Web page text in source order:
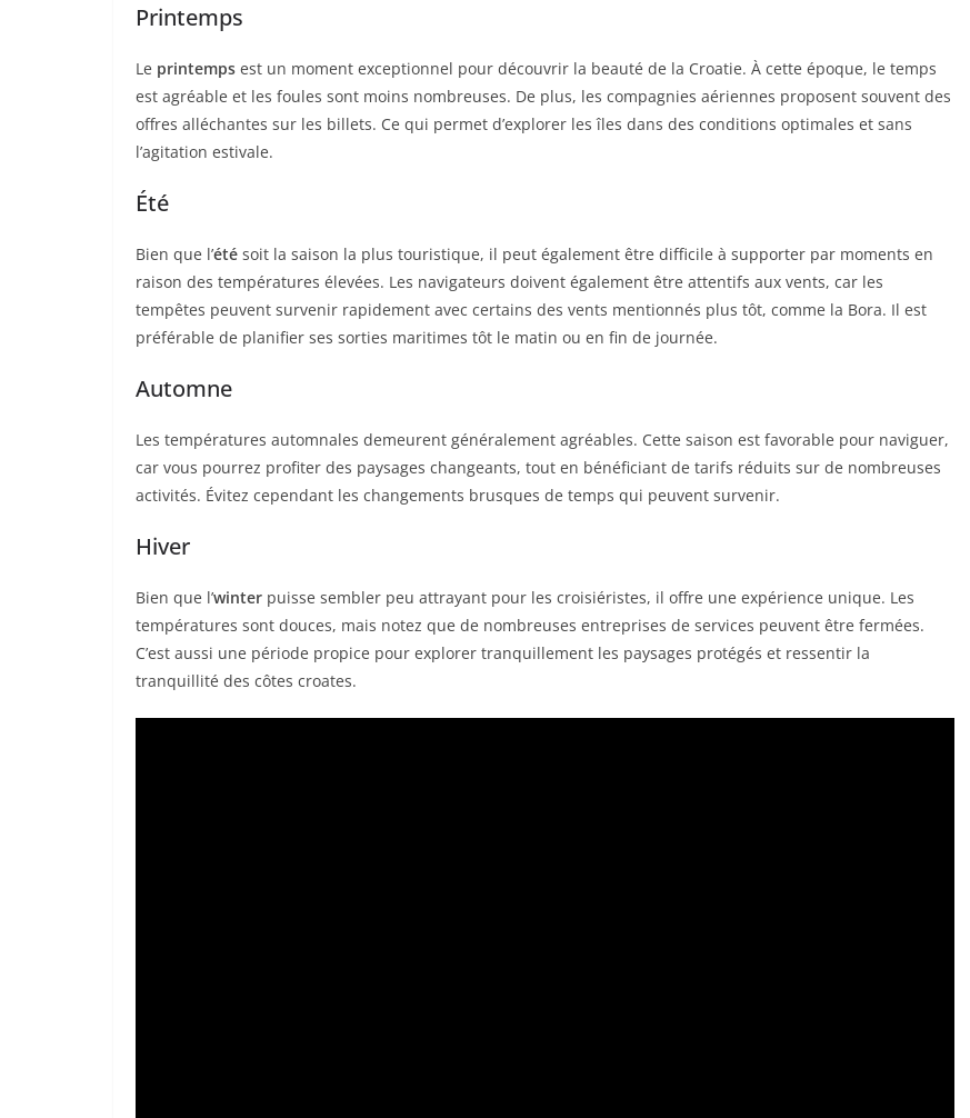
Printemps
Le printemps est un moment exceptionnel pour découvrir la beauté de la Croatie. À cette époque, le temps
est agréable et les foules sont moins nombreuses. De plus, les compagnies aériennes proposent souvent des
offres alléchantes sur les billets. Ce qui permet d’explorer les îles dans des conditions optimales et sans
l’agitation estivale.
Été
Bien que l’été soit la saison la plus touristique, il peut également être difficile à supporter par moments en
raison des températures élevées. Les navigateurs doivent également être attentifs aux vents, car les
tempêtes peuvent survenir rapidement avec certains des vents mentionnés plus tôt, comme la Bora. Il est
préférable de planifier ses sorties maritimes tôt le matin ou en fin de journée.
Automne
Les températures automnales demeurent généralement agréables. Cette saison est favorable pour naviguer,
car vous pourrez profiter des paysages changeants, tout en bénéficiant de tarifs réduits sur de nombreuses
activités. Évitez cependant les changements brusques de temps qui peuvent survenir.
Hiver
Bien que l’winter puisse sembler peu attrayant pour les croisiéristes, il offre une expérience unique. Les
températures sont douces, mais notez que de nombreuses entreprises de services peuvent être fermées.
C’est aussi une période propice pour explorer tranquillement les paysages protégés et ressentir la
tranquillité des côtes croates.